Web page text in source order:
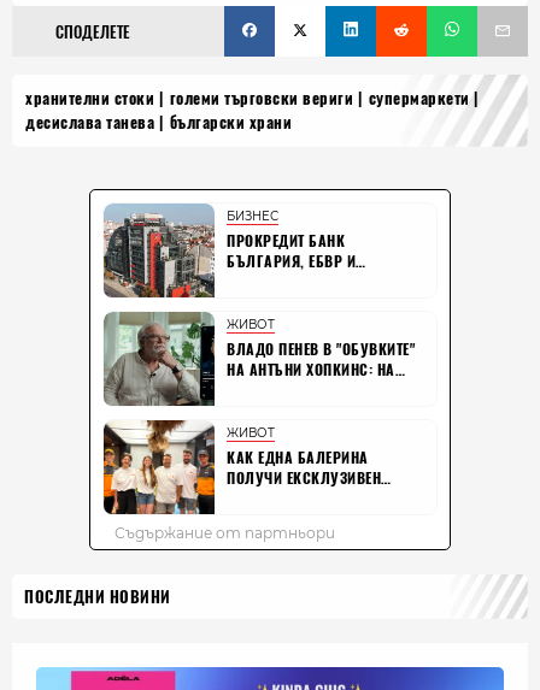
СПОДЕЛЕТЕ
хранителни стоки големи търговски вериги
супермаркети
десислава танева
български храни
ПОСЛЕДНИ НОВИНИ